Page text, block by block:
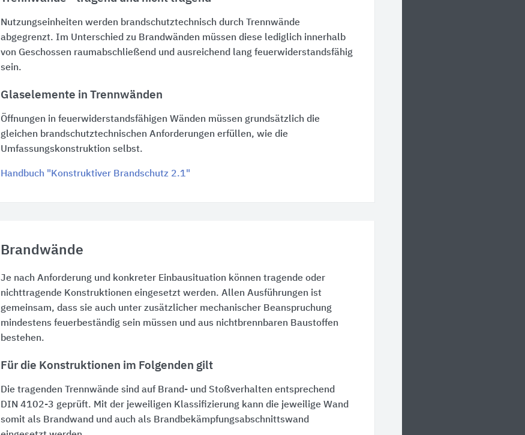
Nutzungseinheiten werden brandschutztechnisch durch Trennwände
abgegrenzt. Im Unterschied zu Brandwänden müssen diese lediglich innerhalb
von Geschossen raumabschließend und ausreichend lang feuerwiderstandsfähig
sein.
Glaselemente in Trennwänden
Öffnungen in feuerwiderstandsfähigen Wänden müssen grundsätzlich die
gleichen brandschutztechnischen Anforderungen erfüllen, wie die
Umfassungskonstruktion selbst.
Handbuch "Konstruktiver Brandschutz 2.1"
Brandwände
Je nach Anforderung und konkreter Einbausituation können tragende oder
nichttragende Konstruktionen eingesetzt werden. Allen Ausführungen ist
gemeinsam, dass sie auch unter zusätzlicher mechanischer Beanspruchung
mindestens feuerbeständig sein müssen und aus nichtbrennbaren Baustoffen
bestehen.
Für die Konstruktionen im Folgenden gilt
Die tragenden Trennwände sind auf Brand- und Stoßverhalten entsprechend
DIN 4102-3 geprüft. Mit der jeweiligen Klassifizierung kann die jeweilige Wand
somit als Brandwand und auch als Brandbekämpfungsabschnittswand